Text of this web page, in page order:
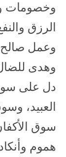
وخصومات
الرزق
وعمل
وهدى
دل على
العبيد،
سوق
هموم